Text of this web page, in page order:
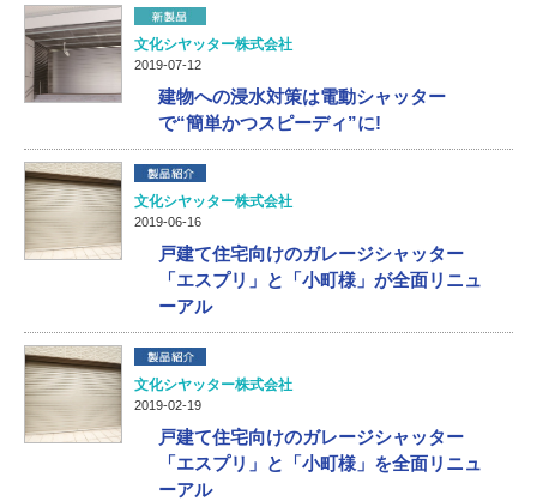
文化シヤッター株式会社
2019-07-12
建物への浸水対策は電動シャッター
で“簡単かつスピーディ”に!
文化シヤッター株式会社
2019-06-16
戸建て住宅向けのガレージシャッター
「エスプリ」と「小町様」が全面リニュ
ーアル
文化シヤッター株式会社
2019-02-19
戸建て住宅向けのガレージシャッター
「エスプリ」と「小町様」を全面リニュ
ーアル